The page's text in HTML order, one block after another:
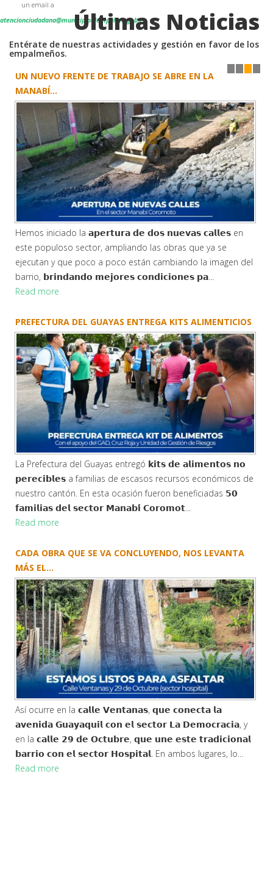
un email a
atencionciudadana@municipioelempalme.gob.ecÚltimas Noticias
Entérate de nuestras actividades y gestión en favor de los
empalmeños.
1 2 3
UN NUEVO FRENTE DE TRABAJO SE ABRE EN LA
MANABÍ...
Hemos iniciado la 𝗮𝗽𝗲𝗿𝘁𝘂𝗿𝗮 𝗱𝗲 𝗱𝗼𝘀 𝗻𝘂𝗲𝘃𝗮𝘀 𝗰𝗮𝗹𝗹𝗲𝘀 en
este populoso sector, ampliando las obras que ya se
ejecutan y que poco a poco están cambiando la imagen del
barrio, 𝗯𝗿𝗶𝗻𝗱𝗮𝗻𝗱𝗼 𝗺𝗲𝗷𝗼𝗿𝗲𝘀 𝗰𝗼𝗻𝗱𝗶𝗰𝗶𝗼𝗻𝗲𝘀 𝗽𝗮...
Read more
PREFECTURA DEL GUAYAS ENTREGA KITS ALIMENTICIOS
La Prefectura del Guayas entregó 𝗸𝗶𝘁𝘀 𝗱𝗲 𝗮𝗹𝗶𝗺𝗲𝗻𝘁𝗼𝘀 𝗻𝗼
𝗽𝗲𝗿𝗲𝗰𝗶𝗯𝗹𝗲𝘀 a familias de escasos recursos económicos de
nuestro cantón. En esta ocasión fueron beneficiadas 𝟱𝟬
𝗳𝗮𝗺𝗶𝗹𝗶𝗮𝘀 𝗱𝗲𝗹 𝘀𝗲𝗰𝘁𝗼𝗿 𝗠𝗮𝗻𝗮𝗯𝗶́ 𝗖𝗼𝗿𝗼𝗺𝗼𝘁...
Read more
CADA OBRA QUE SE VA CONCLUYENDO, NOS LEVANTA
MÁS EL...
Así ocurre en la 𝗰𝗮𝗹𝗹𝗲 𝗩𝗲𝗻𝘁𝗮𝗻𝗮𝘀, 𝗾𝘂𝗲 𝗰𝗼𝗻𝗲𝗰𝘁𝗮 𝗹𝗮
𝗮𝘃𝗲𝗻𝗶𝗱𝗮 𝗚𝘂𝗮𝘆𝗮𝗾𝘂𝗶𝗹 𝗰𝗼𝗻 𝗲𝗹 𝘀𝗲𝗰𝘁𝗼𝗿 𝗟𝗮 𝗗𝗲𝗺𝗼𝗰𝗿𝗮𝗰𝗶𝗮, y
en la 𝗰𝗮𝗹𝗹𝗲 𝟮𝟵 𝗱𝗲 𝗢𝗰𝘁𝘂𝗯𝗿𝗲, 𝗾𝘂𝗲 𝘂𝗻𝗲 𝗲𝘀𝘁𝗲 𝘁𝗿𝗮𝗱𝗶𝗰𝗶𝗼𝗻𝗮𝗹
𝗯𝗮𝗿𝗿𝗶𝗼 𝗰𝗼𝗻 𝗲𝗹 𝘀𝗲𝗰𝘁𝗼𝗿 𝗛𝗼𝘀𝗽𝗶𝘁𝗮𝗹. En ambos lugares, lo...
Read more